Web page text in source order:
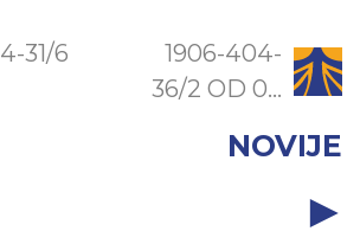
31/6
1906-404-
36/2 OD 0...
NOVIJE